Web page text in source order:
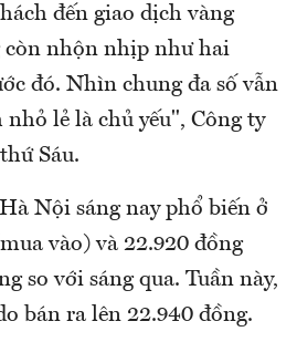
đến giao dịch vàng
còn nhộn nhịp như hai
đó. Nhìn chung đa số vẫn
nhỏ lẻ là chủ yếu", Công ty
Sáu.
Nội sáng nay phổ biến ở
vào) và 22.920 đồng
so với sáng qua. Tuần này,
bán ra lên 22.940 đồng.